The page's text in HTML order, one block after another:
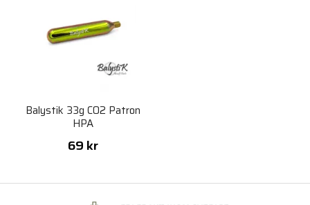
Balystik 33g CO2 Patron
HPA
69 kr